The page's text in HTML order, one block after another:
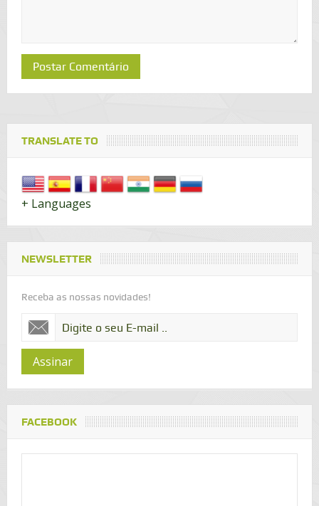
TRANSLATE TO
+ Languages
NEWSLETTER
Receba as nossas novidades!
Assinar
FACEBOOK